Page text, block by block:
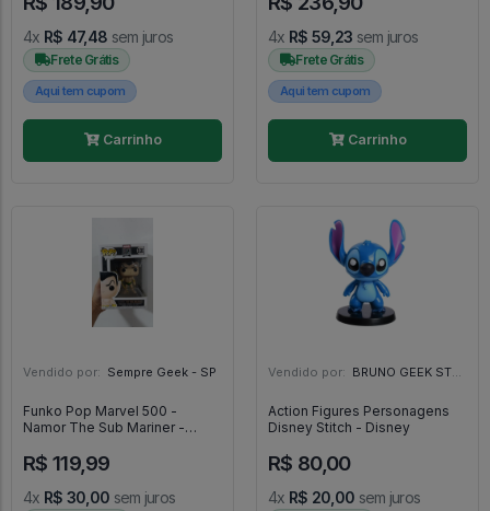
4x R$ 47,48 sem juros
Frete Grátis
Aqui tem cupom
Carrinho
4x R$ 59,23 sem juros
Frete Grátis
Aqui tem cupom
Carrinho
Vendido por: Sempre Geek - SP
Funko Pop Marvel 500 -
Namor The Sub Mariner -
R$ 119,99
4x R$ 30,00 sem juros
Vendido por: BRUNO GEEK STORE - ES
Action Figures Personagens
Disney Stitch - Disney
R$ 80,00
4x R$ 20,00 sem juros